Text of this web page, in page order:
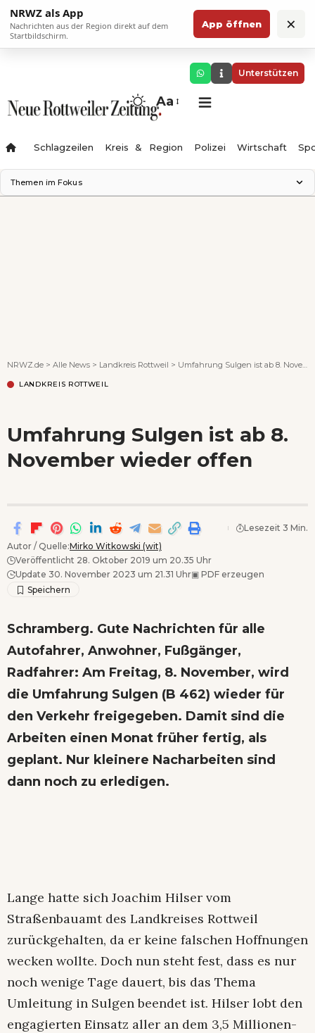
NRWZ als App
Nachrichten aus der Region direkt auf dem
Startbildschirm.
App öffnen ×
Unterstützen
Aa
Schlagzeilen Kreis & Region Polizei Wirtschaft
Themen im Fokus
NRWZ.de > Alle News > Landkreis Rottweil > Umfahrung Sulgen ist ab 8. November wieder offen
LANDKREIS ROTTWEIL
Umfahrung Sulgen ist ab 8.
November wieder offen
Autor / Quelle:Mirko Witkowski (wit)
Veröffentlicht 28. Oktober 2019 um 20.35 Uhr
Update 30. November 2023 um 21.31 Uhr▣ PDF erzeugen
Lesezeit 3 Min.
Schramberg. Gute Nachrichten für alle
Autofahrer, Anwohner, Fußgänger,
Radfahrer: Am Freitag, 8. November, wird
die Umfahrung Sulgen (B 462) wieder für
den Verkehr freigegeben. Damit sind die
Arbeiten einen Monat früher fertig, als
geplant. Nur kleinere Nacharbeiten sind
dann noch zu erledigen.
Lange hatte sich Joachim Hilser vom
Straßenbauamt des Landkreises Rottweil
zurückgehalten, da er keine falschen Hoffnungen
wecken wollte. Doch nun steht fest, dass es nur
noch wenige Tage dauert, bis das Thema
Umleitung in Sulgen beendet ist. Hilser lobt den
engagierten Einsatz aller an dem 3,5 Millionen-